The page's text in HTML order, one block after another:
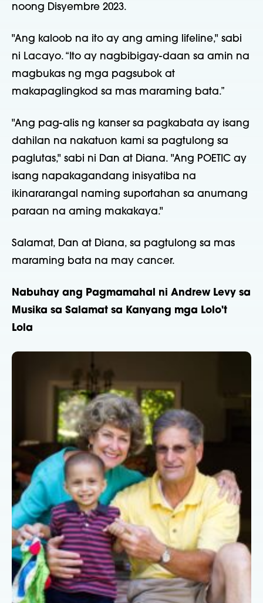
noong Disyembre 2023.
"Ang kaloob na ito ay ang aming lifeline," sabi
ni Lacayo. “Ito ay nagbibigay-daan sa amin na
magbukas ng mga pagsubok at
makapaglingkod sa mas maraming bata.”
"Ang pag-alis ng kanser sa pagkabata ay isang
dahilan na nakatuon kami sa pagtulong sa
paglutas," sabi ni Dan at Diana. "Ang POETIC ay
isang napakagandang inisyatiba na
ikinararangal naming suportahan sa anumang
paraan na aming makakaya."
Salamat, Dan at Diana, sa pagtulong sa mas
maraming bata na may cancer.
Nabuhay ang Pagmamahal ni Andrew Levy sa
Musika sa Salamat sa Kanyang mga Lolo't
Lola